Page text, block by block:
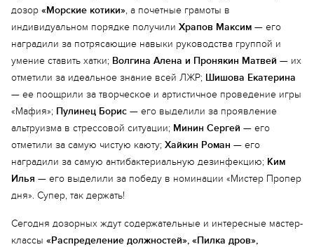
дозор «Морские котики», а почетные грамоты в
индивидуальном порядке получили Храпов Максим — его
наградили за потрясающие навыки руководства группой и
умение ставить хатки; Волгина Алена и Пронякин Матвей — их
отметили за идеальное знание всей ЛЖР; Шишова Екатерина
— ее поощрили за творческое и артистичное проведение игры
«Мафия»; Пулинец Борис — его выделили за проявление
альтруизма в стрессовой ситуации; Минин Сергей — его
отметили за самую чистую каюту; Хайкин Роман — его
наградили за самую антибактериальную дезинфекцию; Ким
Илья — его выделили за победу в номинации «Мистер Пропер
дня». Супер, так держать!
Сегодня дозорных ждут содержательные и интересные мастер-
классы «Распределение должностей», «Пилка дров»,